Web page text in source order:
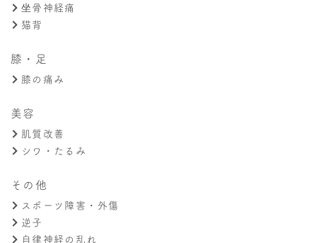
坐骨神経痛
猫背
膝・足
膝の痛み
美容
肌質改善
シワ・たるみ
その他
スポーツ障害・外傷
逆子
自律神経の乱れ